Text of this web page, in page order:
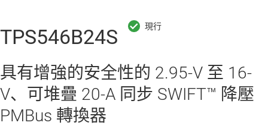
TPS546B24S
具有增強的安全性的 2.95-V 至 16-
V、可堆疊 20-A 同步 SWIFT™ 降壓
PMBus 轉換器